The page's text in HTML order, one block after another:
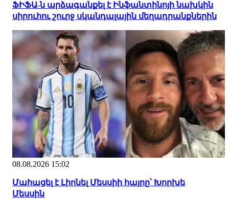
ՖԻՖԱ-ն արձագանքել է Ինֆանտինոյի նախկին
սիրուհու շուրջ սկանդալային մեղադրանքներին
08.08.2026 15:02
Մահացել է Լիոնել Մեսսիի հայրը՝ Խորխե
Մեսսին